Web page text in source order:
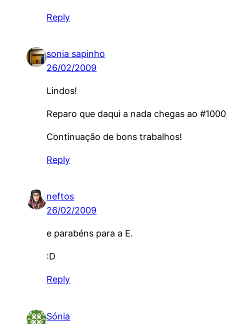
Reply
sonia sapinho
26/02/2009
Lindos!
Reparo que daqui a nada chegas ao
Continuação de bons trabalhos!
Reply
neftos
26/02/2009
e parabéns para a E.
:D
Reply
Sónia